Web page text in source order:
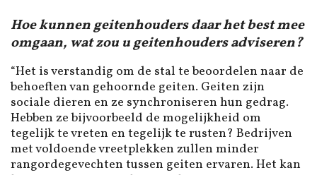
Hoe kunnen geitenhouders daar het best mee
omgaan, wat zou u geitenhouders adviseren?
“Het is verstandig om de stal te beoordelen naar de
behoeften van gehoornde geiten. Geiten zijn
sociale dieren en ze synchroniseren hun gedrag.
Hebben ze bijvoorbeeld de mogelijkheid om
tegelijk te vreten en tegelijk te rusten? Bedrijven
met voldoende vreetplekken zullen minder
rangordegevechten tussen geiten ervaren. Het kan